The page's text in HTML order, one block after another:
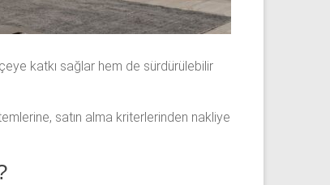
katkı sağlar hem de sürdürülebilir
satın alma kriterlerinden nakliye